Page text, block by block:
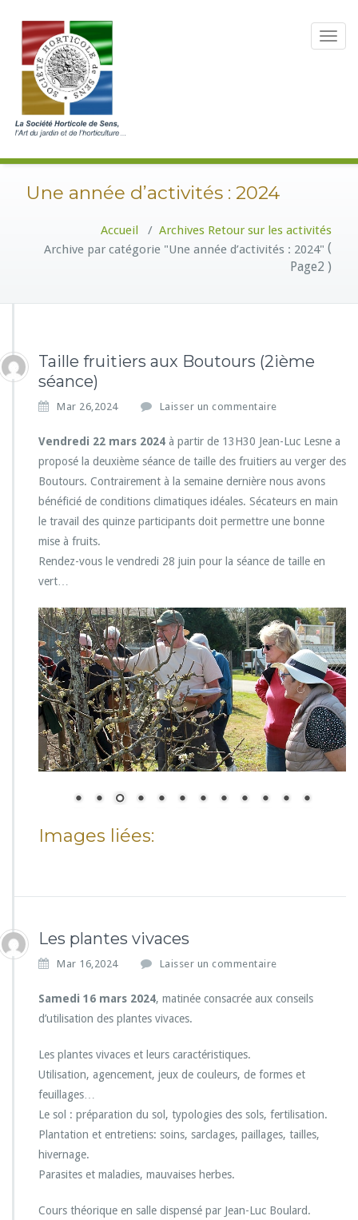
Toggle
Une année d’activités : 2024
Accueil / Archives Retour sur les activités
Archive par catégorie "Une année d’activités : 2024" (
Page2 )
Taille fruitiers aux Boutours (2ième
séance)
Mar 26,2024 Laisser un commentaire
Vendredi 22 mars 2024 à partir de 13H30 Jean-Luc Lesne a
proposé la deuxième séance de taille des fruitiers au verger des
Boutours. Contrairement à la semaine dernière nous avons
bénéficié de conditions climatiques idéales. Sécateurs en main
le travail des quinze participants doit permettre une bonne
mise à fruits.
Rendez-vous le vendredi 28 juin pour la séance de taille en
vert…
Images liées:
Les plantes vivaces
Mar 16,2024 Laisser un commentaire
Samedi 16 mars 2024, matinée consacrée aux conseils
d’utilisation des plantes vivaces.
Les plantes vivaces et leurs caractéristiques.
Utilisation, agencement, jeux de couleurs, de formes et
feuillages…
Le sol : préparation du sol, typologies des sols, fertilisation.
Plantation et entretiens: soins, sarclages, paillages, tailles,
hivernage.
Parasites et maladies, mauvaises herbes.
Cours théorique en salle dispensé par Jean-Luc Boulard.